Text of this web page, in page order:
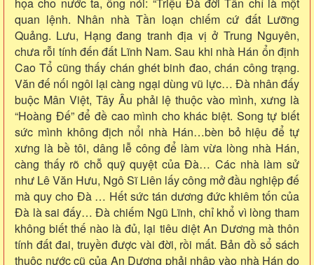
quan lệnh. Nhân nhà Tần loạn chiếm cứ đất Lưỡng
Quảng. Lưu, Hạng đang tranh địa vị ở Trung Nguyên,
chưa rỗi tính đến đất Lĩnh Nam. Sau khi nhà Hán ổn định
Cao Tổ cũng thấy chán ghét binh đao, chán công trạng.
Văn đế nối ngôi lại càng ngại dùng vũ lực… Đà nhân đấy
buộc Mân Việt, Tây Âu phải lệ thuộc vào mình, xưng là
“Hoàng Đế” để đề cao mình cho khác biệt. Song tự biết
sức mình không địch nổi nhà Hán…bèn bỏ hiệu để tự
xưng là bề tôi, dâng lễ công để làm vừa lòng nhà Hán,
càng thấy rõ chỗ quỹ quyệt của Đà… Các nhà làm sử
như Lê Văn Hưu, Ngô Sĩ Liên lấy công mở đầu nghiệp đế
mà quy cho Đà … Hết sức tán dương đức khiêm tốn của
Đà là sai đấy… Đà chiếm Ngũ Lĩnh, chỉ khổ vì lòng tham
không biết thế nào là đủ, lại tiêu diệt An Dương mà thôn
tính đất đai, truyền được vài đời, rồi mất. Bản đồ sổ sách
thuộc nước cũ của An Dương phải nhập vào nhà Hán do